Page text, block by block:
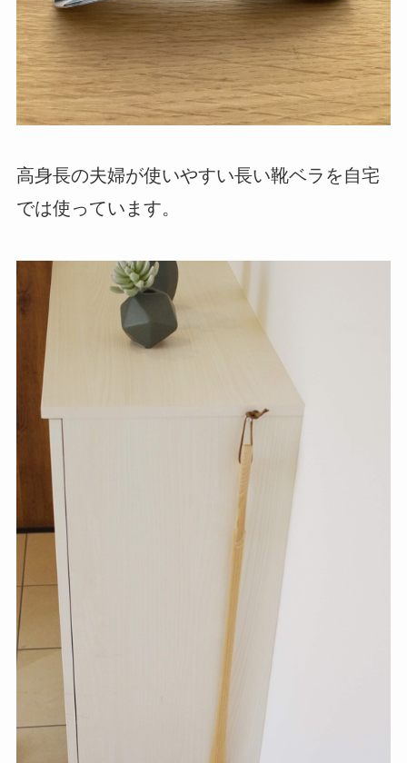
高身長の夫婦が使いやすい長い靴ベラを自宅
では使っています。